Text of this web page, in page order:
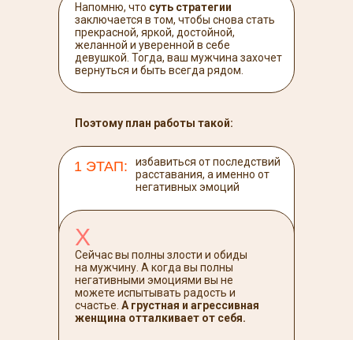
Напомню, что суть стратегии
заключается в том, чтобы снова стать
прекрасной, яркой, достойной,
желанной и уверенной в себе
девушкой. Тогда, ваш мужчина захочет
вернуться и быть всегда рядом.
Х
Сейчас вы полны злости и обиды
на мужчину. А когда вы полны
негативными эмоциями вы не
можете испытывать радость и
счастье. А грустная и агрессивная
женщина отталкивает от себя.
избавиться от последствий
расставания, а именно от
негативных эмоций
1 ЭТАП:
Поэтому план работы такой: